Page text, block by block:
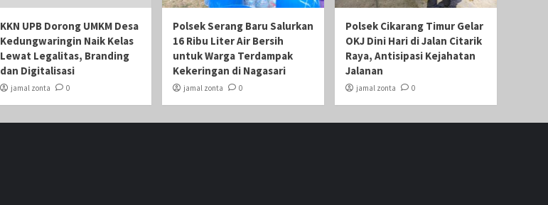
KKN UPB Dorong UMKM Desa
Kedungwaringin Naik Kelas
Lewat Legalitas, Branding
dan Digitalisasi
jamal zonta 0
Polsek Serang Baru Salurkan
16 Ribu Liter Air Bersih
untuk Warga Terdampak
Kekeringan di Nagasari
jamal zonta 0
Polsek Cikarang Timur Gelar
OKJ Dini Hari di Jalan Citarik
Raya, Antisipasi Kejahatan
Jalanan
jamal zonta 0